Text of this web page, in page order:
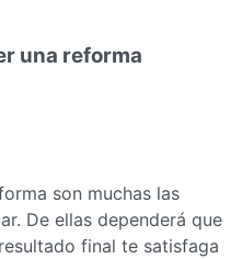
una reforma
son muchas las
De ellas dependerá que
final te satisfaga